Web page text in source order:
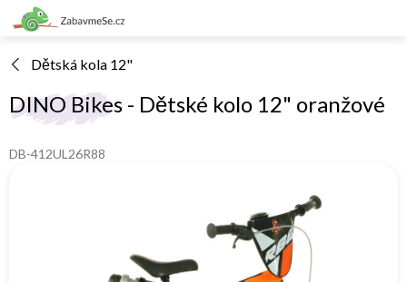
Přejít
na
Dětská kola 12"
DINO Bikes - Dětské kolo 12" oranžové
DB-412UL26R88